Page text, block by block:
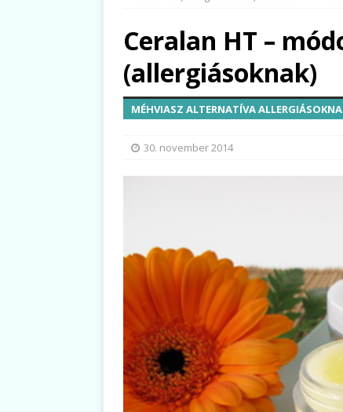
Ceralan HT –
(allergiásoknak)
MÉHVIASZ ALTERNATÍVA
30. november 2014